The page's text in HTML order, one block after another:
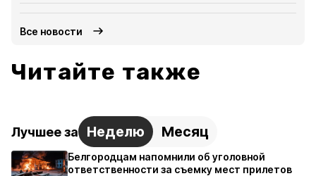
Все новости
Читайте также
Лучшее за Неделю Месяц
Белгородцам напомнили об уголовной
ответственности за съемку мест прилетов